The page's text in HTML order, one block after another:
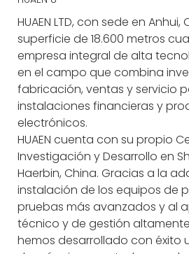
HUAEN LTD, con sede en
superficie de 18.600 metros
empresa integral de alta
en el campo que combina
fabricación, ventas y servicio
instalaciones financieras y
electrónicos.
HUAEN cuenta con su propio
Investigación y Desarrollo en
Haerbin, China. Gracias a la
instalación de los equipos de
pruebas más avanzados y al
técnico y de gestión
hemos desarrollado con éxito